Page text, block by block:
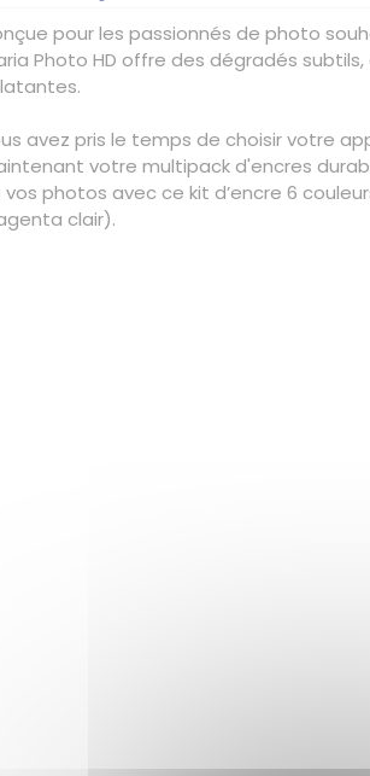
pour les passionnés de photo
Photo HD offre des dégradés
avez pris le temps de choisir votre
votre multipack d'encres
vos photos avec ce kit d’encre 6
clair).